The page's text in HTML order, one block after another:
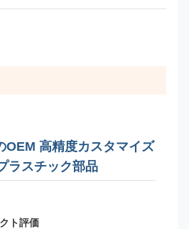
OEM 高精度カスタマイズ
ラスチック部品
ト評価